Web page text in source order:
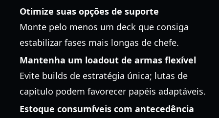
Otimize suas opções de suporte
Monte pelo menos um deck que consiga
estabilizar fases mais longas de chefe.
Mantenha um loadout de armas flexível
Evite builds de estratégia única; lutas de
capítulo podem favorecer papéis adaptáveis.
Estoque consumíveis com antecedência